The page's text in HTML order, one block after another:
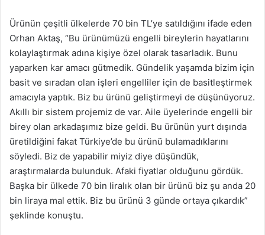
Ürünün çeşitli ülkelerde 70 bin TL’ye satıldığını ifade eden
Orhan Aktaş, “Bu ürünümüzü engelli bireylerin hayatlarını
kolaylaştırmak adına kişiye özel olarak tasarladık. Bunu
yaparken kar amacı gütmedik. Gündelik yaşamda bizim için
basit ve sıradan olan işleri engelliler için de basitleştirmek
amacıyla yaptık. Biz bu ürünü geliştirmeyi de düşünüyoruz.
Akıllı bir sistem projemiz de var. Aile üyelerinde engelli bir
birey olan arkadaşımız bize geldi. Bu ürünün yurt dışında
üretildiğini fakat Türkiye’de bu ürünü bulamadıklarını
söyledi. Biz de yapabilir miyiz diye düşündük,
araştırmalarda bulunduk. Afaki fiyatlar olduğunu gördük.
Başka bir ülkede 70 bin liralık olan bir ürünü biz şu anda 20
bin liraya mal ettik. Biz bu ürünü 3 günde ortaya çıkardık”
şeklinde konuştu.